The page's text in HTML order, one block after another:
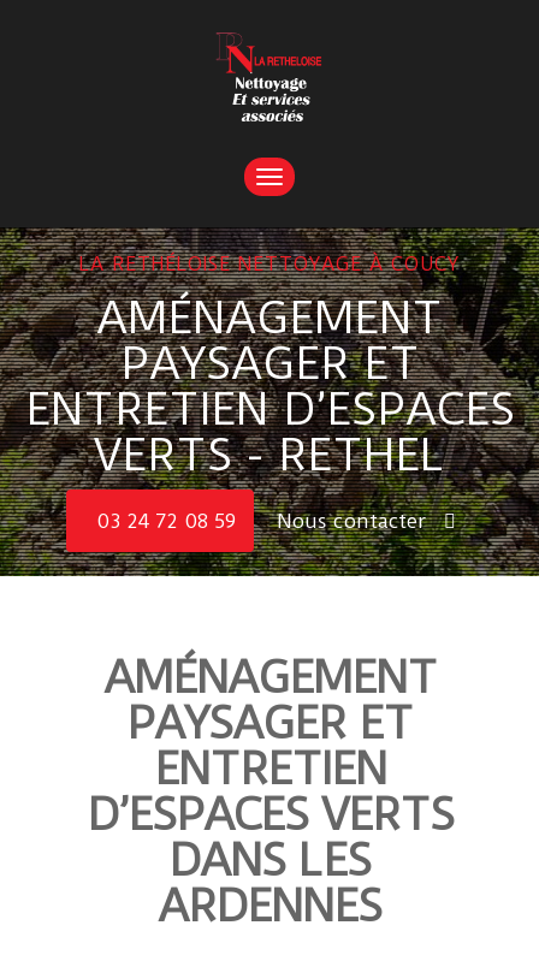
TOGGLE
NAVIGATION
LA RETHÉLOISE NETTOYAGE À COUCY
AMÉNAGEMENT
PAYSAGER ET
ENTRETIEN D’ESPACES
VERTS - RETHEL
03 24 72 08 59 Nous contacter
AMÉNAGEMENT
PAYSAGER ET
ENTRETIEN
D’ESPACES VERTS
DANS LES
ARDENNES